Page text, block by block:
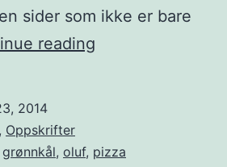
sider som ikke er bare
reading
e
2014
, Oppskrifter
grønnkål, oluf, pizza